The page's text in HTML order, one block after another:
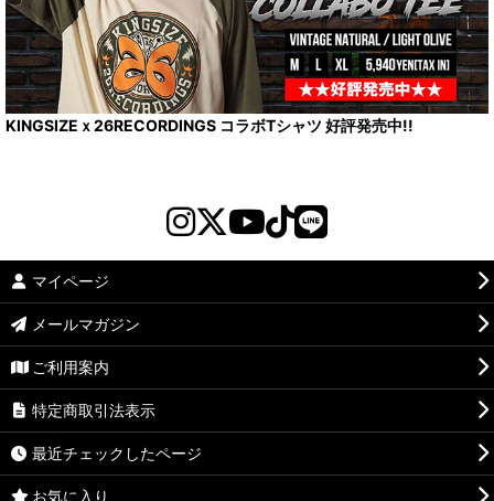
KINGSIZEｘ26RECORDINGS コラボTシャツ 好評発売中!!
マイページ
メールマガジン
ご利用案内
特定商取引法表示
最近チェックしたページ
お気に入り